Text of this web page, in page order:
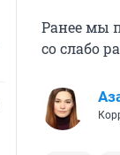
Ранее мы
со слабо